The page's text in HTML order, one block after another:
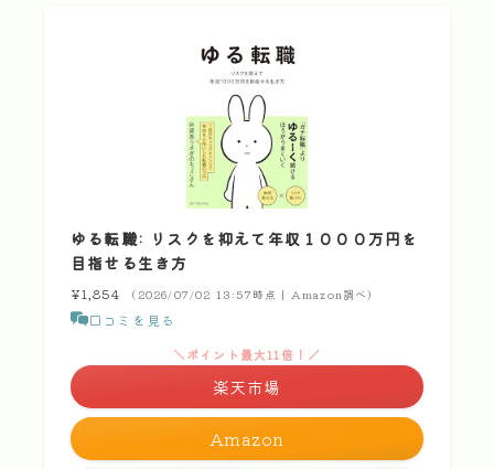
ゆる転職: リスクを抑えて年収１０００万円を
目指せる生き方
¥1,854 （2026/07/02 13:57時点 | Amazon調べ）
口コミを見る
Amazon
＼ポイント最大11倍！／
楽天市場